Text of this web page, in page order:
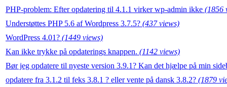
PHP-problem: Efter opdatering til 4.1.1 virker wp-admin ikke (1856
Understøttes PHP 5.6 af Wordpress 3.7.5? (437 views)
WordPress 4.01? (1449 views)
Kan ikke trykke på opdaterings knappen. (1142 views)
Bør jeg opdatere til nyeste version 3.9.1? Kan det hjælpe på min
opdatere fra 3.1.2 til feks 3.8.1 ? eller vente på dansk 3.8.2? (1879